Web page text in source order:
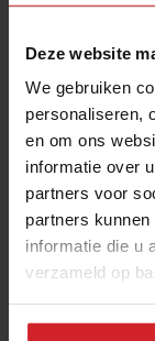
Deze website
We gebruiken
personaliseren,
en om ons
informatie over
partners voor
partners
informatie die u
verzameld op
Verleiding
home
HAK Fresh richt